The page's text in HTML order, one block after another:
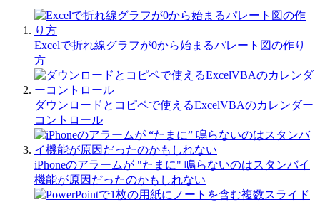
Excelで折れ線グラフが0から始まるパレート図の作り
方
ダウンロードとコピペで使えるExcelVBAのカレンダー
コントロール
iPhoneのアラームが "たまに" 鳴らないのはスタンバイ
機能が原因だったのかもしれない